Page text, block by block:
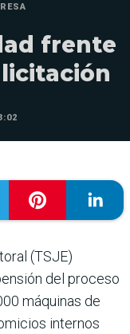
frente
(TSJE)
del proceso
máquinas de
internos